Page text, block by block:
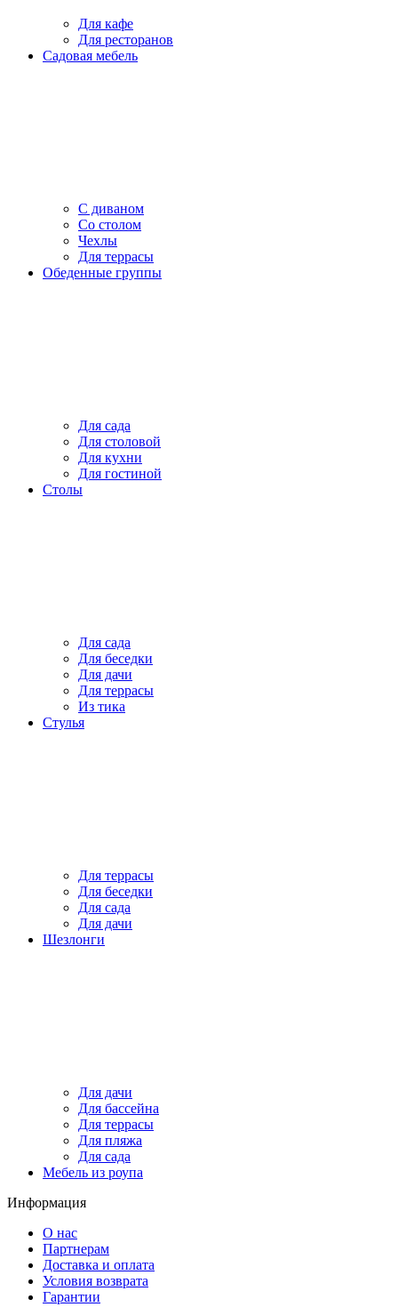
Для кафе
Для ресторанов
Садовая мебель
С диваном
Со столом
Чехлы
Для террасы
Обеденные группы
Для сада
Для столовой
Для кухни
Для гостиной
Столы
Для сада
Для беседки
Для дачи
Для террасы
Из тика
Стулья
Для террасы
Для беседки
Для сада
Для дачи
Шезлонги
Для дачи
Для бассейна
Для террасы
Для пляжа
Для сада
Мебель из роупа
Информация
О нас
Партнерам
Доставка и оплата
Условия возврата
Гарантии